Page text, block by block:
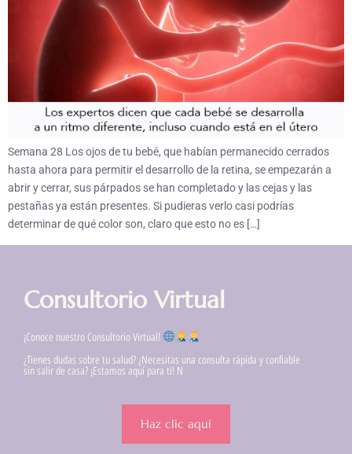
Semana 28 Los ojos de tu bebé, que habían permanecido cerrados
hasta ahora para permitir el desarrollo de la retina, se empezarán a
abrir y cerrar, sus párpados se han completado y las cejas y las
pestañas ya están presentes. Si pudieras verlo casi podrías
determinar de qué color son, claro que esto no es […]
Consultorio Virtual
¡Conoce nuestro Consultorio Virtual!
¿Tienes dudas sobre tu salud? ¿Necesitas una consulta rápida y confiable
sin salir de casa? ¡Estamos aquí para ti! N
Haz clic aquí